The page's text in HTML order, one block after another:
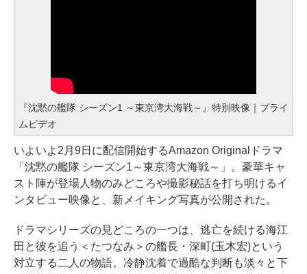
『沈黙の艦隊 シーズン1 ～東京湾大海戦～』特別映像｜プライ
ムビデオ
いよいよ2月9日に配信開始するAmazon Originalドラマ
「沈黙の艦隊 シーズン1～東京湾大海戦～」。豪華キャ
スト陣が登場人物のみどころや撮影秘話を打ち明けるイ
ンタビュー映像と、新メイキング写真が公開された。
ドラマシリーズの見どころの一つは、逃亡を続ける海江
田と彼を追う＜たつなみ＞の艦長・深町(玉木宏)という
対立する二人の物語。冷静沈着で過酷な判断も淡々と下